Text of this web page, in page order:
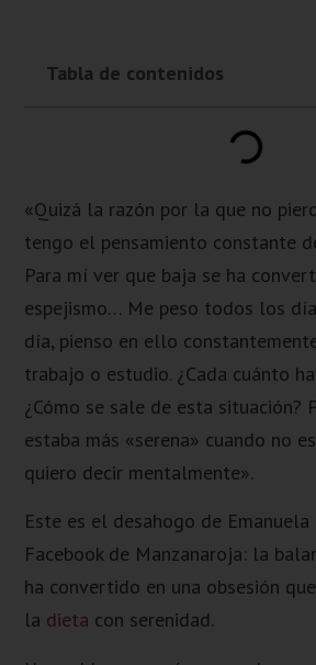
Tabla de contenidos
«Quizá la razón por la que no
tengo el pensamiento constante
Para mí ver que baja se ha
espejismo… Me peso todos los
día, pienso en ello
trabajo o estudio. ¿Cada cuánto
¿Cómo se sale de esta situación?
estaba más «serena» cuando no
quiero decir mentalmente».
Este es el desahogo de
Facebook de Manzanaroja: la
ha convertido en una obsesión
la dieta con serenidad.